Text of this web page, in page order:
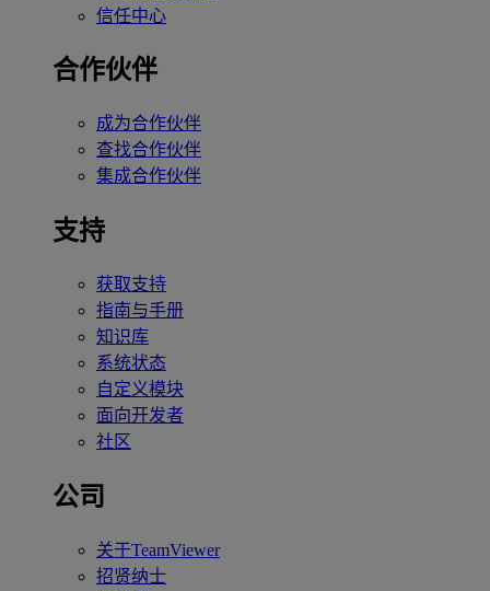
信任中心
合作伙伴
成为合作伙伴
查找合作伙伴
集成合作伙伴
支持
获取支持
指南与手册
知识库
系统状态
自定义模块
面向开发者
社区
公司
关于TeamViewer
招贤纳士